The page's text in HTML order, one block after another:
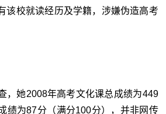
该校就读经历及学籍，涉嫌伪造高考
，她2008年高考文化课总成绩为449
绩为87分（满分100分），并非网传